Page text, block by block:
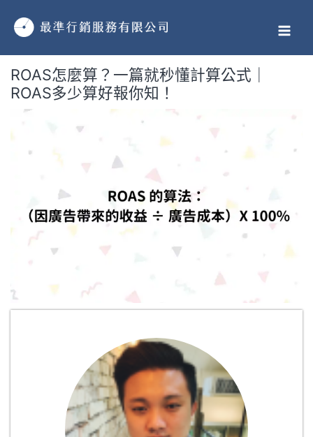
ROAS怎麼算？一篇就秒懂計算公式｜
ROAS多少算好報你知！